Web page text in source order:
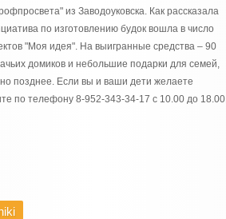
из Заводоуковска. Как рассказала
по изготовлению будок вошла в число
"Моя идея". На выигранные средства – 90
домиков и небольшие подарки для семей,
позднее. Если вы и ваши дети желаете
по телефону 8-952-343-34-17 с 10.00 до 18.00.